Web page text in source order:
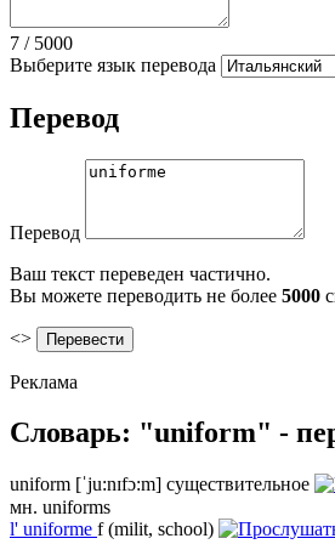
7 / 5000
Выберите язык перевода
Перевод
Перевод
Ваш текст переведен частично.
Вы можете переводить не более 5000
<>
Реклама
Словарь: "uniform" -
uniform [ˈju:nɪfɔ:m] существительное
мн. uniforms
l' uniforme f (milit, school)